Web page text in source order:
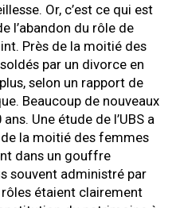
Or, c’est ce qui est
l’abandon du rôle de
Près de la moitié des
par un divorce en
selon un rapport de
Beaucoup de nouveaux
Une étude de l’UBS a
la moitié des femmes
dans un gouffre
souvent administré par
rôles étaient clairement